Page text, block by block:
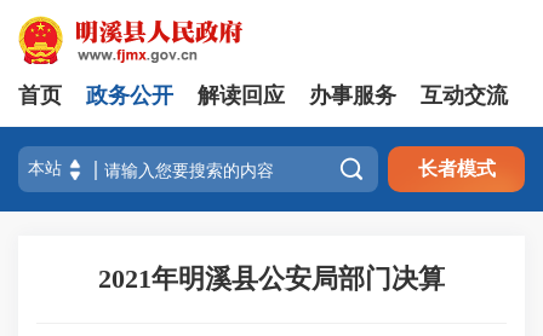
首页 政务公开 解读回应 办事服务 互动交流
 长者模式
2021年明溪县公安局部门决算